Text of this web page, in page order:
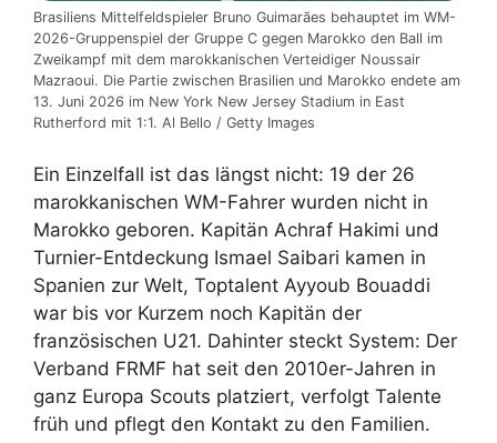
Brasiliens Mittelfeldspieler Bruno Guimarães behauptet im WM-
2026-Gruppenspiel der Gruppe C gegen Marokko den Ball im
Zweikampf mit dem marokkanischen Verteidiger Noussair
Mazraoui. Die Partie zwischen Brasilien und Marokko endete am
13. Juni 2026 im New York New Jersey Stadium in East
Rutherford mit 1:1. Al Bello / Getty Images
Ein Einzelfall ist das längst nicht: 19 der 26
marokkanischen WM-Fahrer wurden nicht in
Marokko geboren. Kapitän Achraf Hakimi und
Turnier-Entdeckung Ismael Saibari kamen in
Spanien zur Welt, Toptalent Ayyoub Bouaddi
war bis vor Kurzem noch Kapitän der
französischen U21. Dahinter steckt System: Der
Verband FRMF hat seit den 2010er-Jahren in
ganz Europa Scouts platziert, verfolgt Talente
früh und pflegt den Kontakt zu den Familien.